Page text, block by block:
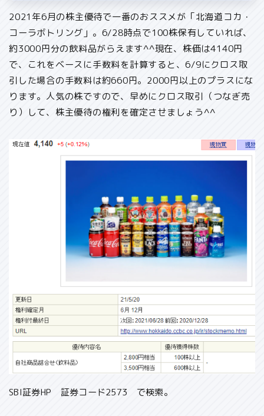
2021年6月の株主優待で一番のおススメが「北海道コカ・
コーラボトリング」。6/28時点で100株保有していれば、
約3000円分の飲料品がらえます^^現在、株価は4140円
で、これをベースに手数料を計算すると、6/9にクロス取
引した場合の手数料は約660円。2000円以上のプラスにな
ります。 人気の株ですので、早めにクロス取引（つなぎ売
り）して、株主優待の権利を確定させましょう^^
SBI証券HP 証券コード2573 で検索。